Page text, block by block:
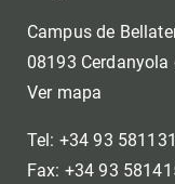
Campus de
08193 Cerdanyola
Ver mapa
Tel: +34 93
Fax: +34 93